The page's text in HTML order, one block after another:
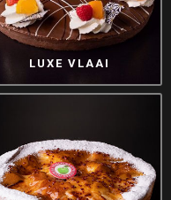
LUXE VLAAI